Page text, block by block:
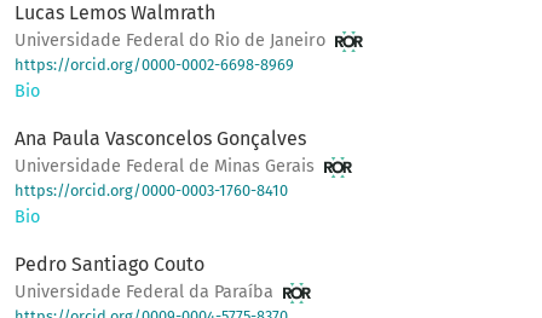
Lucas Lemos Walmrath
Universidade Federal do Rio de Janeiro
https://orcid.org/0000-0002-6698-8969
Bio
Ana Paula Vasconcelos Gonçalves
Universidade Federal de Minas Gerais
https://orcid.org/0000-0003-1760-8410
Bio
Pedro Santiago Couto
Universidade Federal da Paraíba